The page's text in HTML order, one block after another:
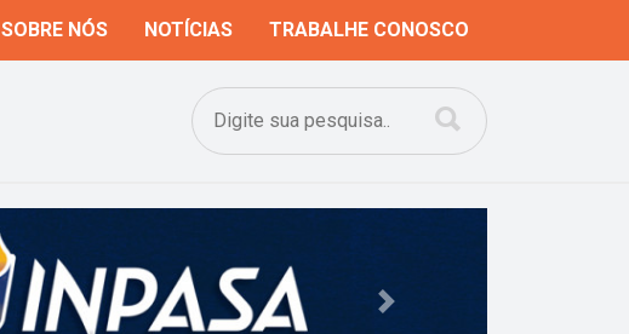
SOBRE NÓS NOTÍCIAS TRABALHE CONOSCO
Next